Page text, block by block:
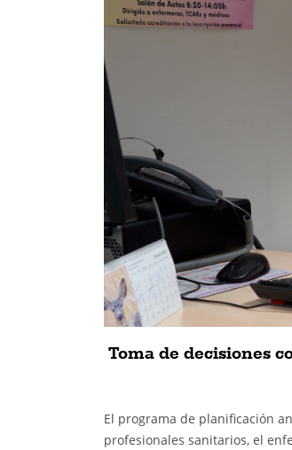
Toma de decisiones
El programa de planificación
profesionales sanitarios, el